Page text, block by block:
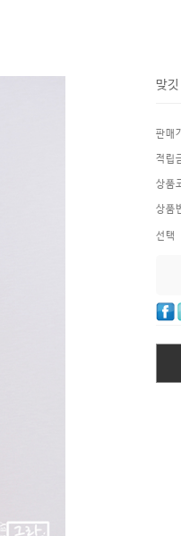
맞
판매
적립
상품
상품
선택